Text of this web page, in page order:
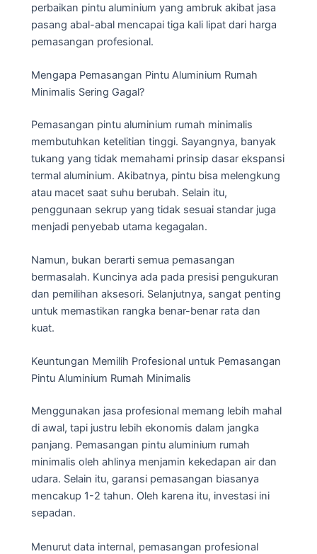
perbaikan pintu aluminium yang ambruk akibat jasa
pasang abal-abal mencapai tiga kali lipat dari harga
pemasangan profesional.
Mengapa Pemasangan Pintu Aluminium Rumah
Minimalis Sering Gagal?
Pemasangan pintu aluminium rumah minimalis
membutuhkan ketelitian tinggi. Sayangnya, banyak
tukang yang tidak memahami prinsip dasar ekspansi
termal aluminium. Akibatnya, pintu bisa melengkung
atau macet saat suhu berubah. Selain itu,
penggunaan sekrup yang tidak sesuai standar juga
menjadi penyebab utama kegagalan.
Namun, bukan berarti semua pemasangan
bermasalah. Kuncinya ada pada presisi pengukuran
dan pemilihan aksesori. Selanjutnya, sangat penting
untuk memastikan rangka benar-benar rata dan
kuat.
Keuntungan Memilih Profesional untuk Pemasangan
Pintu Aluminium Rumah Minimalis
Menggunakan jasa profesional memang lebih mahal
di awal, tapi justru lebih ekonomis dalam jangka
panjang. Pemasangan pintu aluminium rumah
minimalis oleh ahlinya menjamin kekedapan air dan
udara. Selain itu, garansi pemasangan biasanya
mencakup 1-2 tahun. Oleh karena itu, investasi ini
sepadan.
Menurut data internal, pemasangan profesional